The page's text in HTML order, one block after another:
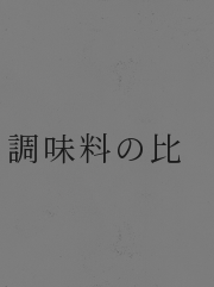
味料の比